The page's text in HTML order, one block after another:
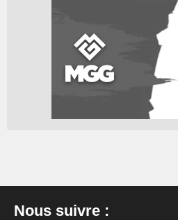
Nous suivre :